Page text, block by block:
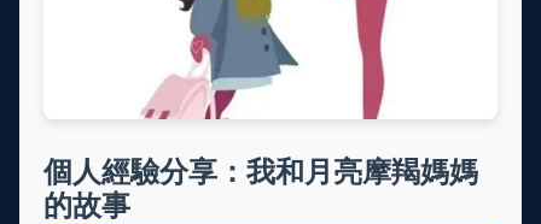
個人經驗分享：我和月亮摩羯媽媽
的故事